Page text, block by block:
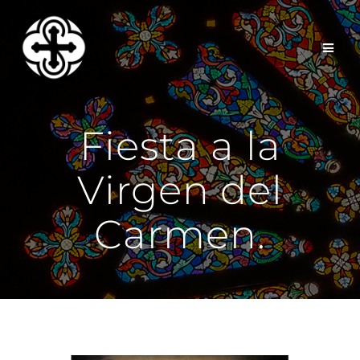
contenido
Fiesta a la
Virgen del
Carmen.